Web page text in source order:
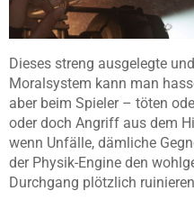
Dieses streng ausgelegte
Moralsystem kann man
aber beim Spieler – töten
oder doch Angriff aus dem
wenn Unfälle, dämliche
der Physik-Engine den
Durchgang plötzlich